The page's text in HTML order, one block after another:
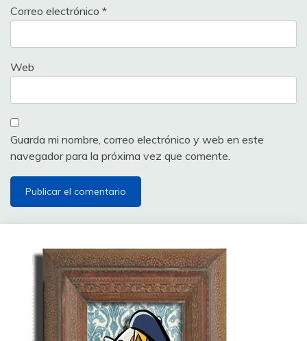
Correo electrónico *
Web
Guarda mi nombre, correo electrónico y web en este
navegador para la próxima vez que comente.